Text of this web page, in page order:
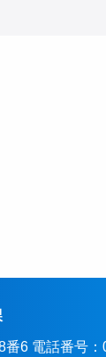
6 電話番号